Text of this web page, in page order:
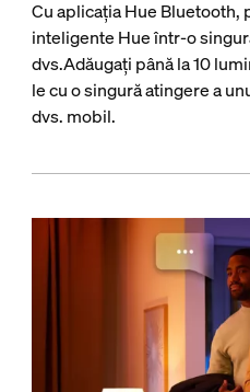
Cu aplicația Hue
inteligente Hue într-o
dvs.Adăugați până la 10
le cu o singură atingere a
dvs. mobil.